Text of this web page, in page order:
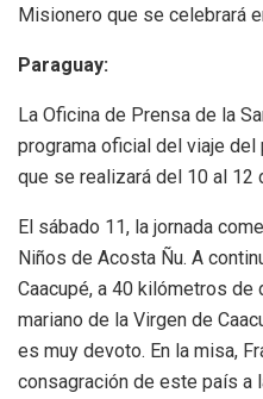
Misionero que se celebrará
Paraguay:
La Oficina de Prensa de la
programa oficial del viaje del
que se realizará del 10 al 12
El sábado 11, la jornada
Niños de Acosta Ñu. A
Caacupé, a 40 kilómetros de
mariano de la Virgen de
es muy devoto. En la misa,
consagración de este país a